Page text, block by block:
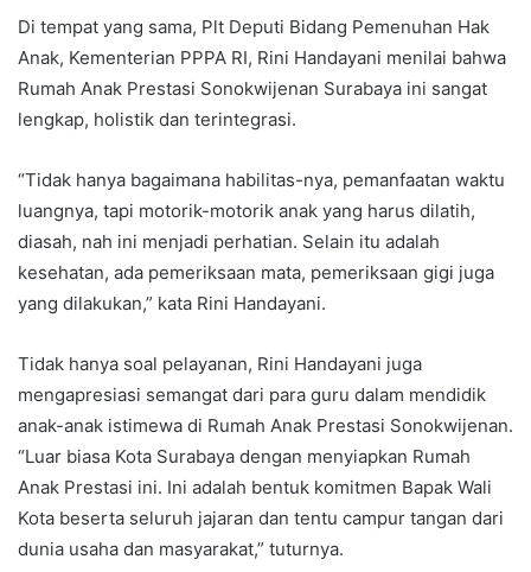
Di tempat yang sama, Plt Deputi Bidang Pemenuhan Hak
Anak, Kementerian PPPA RI, Rini Handayani menilai bahwa
Rumah Anak Prestasi Sonokwijenan Surabaya ini sangat
lengkap, holistik dan terintegrasi.
“Tidak hanya bagaimana habilitas-nya, pemanfaatan waktu
luangnya, tapi motorik-motorik anak yang harus dilatih,
diasah, nah ini menjadi perhatian. Selain itu adalah
kesehatan, ada pemeriksaan mata, pemeriksaan gigi juga
yang dilakukan,” kata Rini Handayani.
Tidak hanya soal pelayanan, Rini Handayani juga
mengapresiasi semangat dari para guru dalam mendidik
anak-anak istimewa di Rumah Anak Prestasi Sonokwijenan.
“Luar biasa Kota Surabaya dengan menyiapkan Rumah
Anak Prestasi ini. Ini adalah bentuk komitmen Bapak Wali
Kota beserta seluruh jajaran dan tentu campur tangan dari
dunia usaha dan masyarakat,” tuturnya.